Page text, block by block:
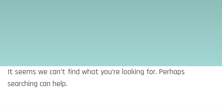
It seems we can’t find what you’re looking for. Perhaps
searching can help.